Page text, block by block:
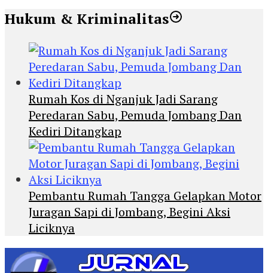
Hukum & Kriminalitas
Rumah Kos di Nganjuk Jadi Sarang
Peredaran Sabu, Pemuda Jombang Dan
Kediri Ditangkap
Pembantu Rumah Tangga Gelapkan Motor
Juragan Sapi di Jombang, Begini Aksi
Liciknya